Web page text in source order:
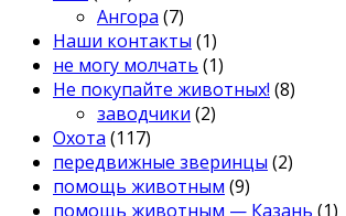
Ангора (7)
Наши контакты (1)
не могу молчать (1)
Не покупайте животных! (8)
заводчики (2)
Охота (117)
передвижные зверинцы (2)
помощь животным (9)
помощь животным — Казань (1)